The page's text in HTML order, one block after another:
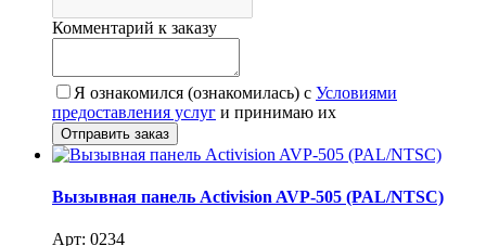
Комментарий к заказу
Я ознакомился (ознакомилась) с Условиями
предоставления услуг и принимаю их
Вызывная панель Activision AVP-505 (PAL/NTSC)
Арт: 0234